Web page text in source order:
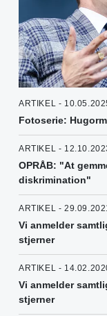
ARTIKEL -
Fotoserie:
ARTIKEL -
OPRÅB: "At
diskrimination"
ARTIKEL -
Vi anmelder
stjerner
ARTIKEL -
Vi anmelder
stjerner